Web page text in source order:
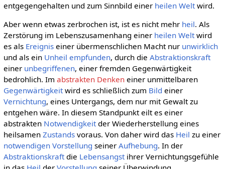
entgegengehalten und zum Sinnbild einer heilen Weltwird.
Aber wenn etwas zerbrochen ist, ist es nicht mehr heil. Als
Zerstörung im Lebenszusamenhang einer heilen Weltwird
es als Ereigniseiner übermenschlichen Macht nur unwirklich
und als ein Unheil empfunden, durch die Abstraktionskraft
einer unbegriffenen, einer fremden Gegenwärtigkeit
bedrohlich. Im abstrakten Denkeneiner unmittelbaren
Gegenwärtigkeitwird es schließlich zum Bild einer
Vernichtung, eines Untergangs, dem nur mit Gewalt zu
entgehen wäre. In diesem Standpunkt eilt es einer
abstrakten Notwendigkeitder Wiederherstellung eines
heilsamen Zustandsvoraus. Von daher wird das Heil zu einer
notwendigen Vorstellung seiner Aufhebung. In der
Abstraktionskraftdie Lebensangstihrer Vernichtungsgefühle